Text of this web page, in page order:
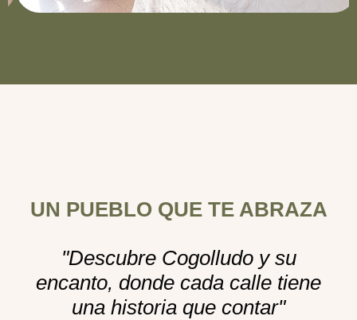
UN PUEBLO QUE TE ABRAZA
"Descubre Cogolludo y su
encanto, donde cada calle tiene
una historia que contar"